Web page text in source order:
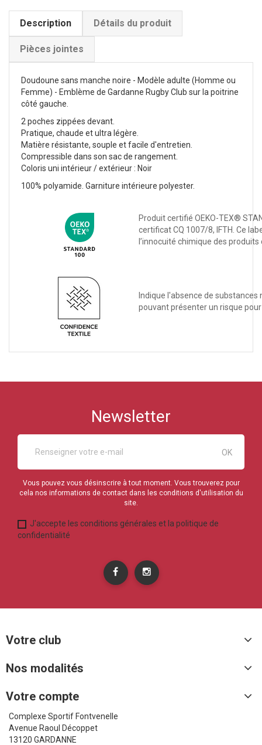
Description Détails du produit
Pièces jointes
Doudoune sans manche noire - Modèle adulte (Homme ou
Femme) - Emblème de Gardanne Rugby Club sur la poitrine
côté gauche.
2 poches zippées devant.
Pratique, chaude et ultra légère.
Matière résistante, souple et facile d'entretien.
Compressible dans son sac de rangement.
Coloris uni intérieur / extérieur : Noir
100% polyamide. Garniture intérieure polyester.
Produit certifié OEKO-TEX®
certificat CQ 1007/8, IFTH. Ce
l’innocuité chimique des
Indique l'absence de substances
pouvant présenter un risque
Newsletter
Vous pouvez vous désinscrire à tout moment. Vous trouverez pour
cela nos informations de contact dans les conditions d'utilisation du
site.
J'accepte les conditions générales et la politique de
confidentialité
Votre club
Nos modalités
Votre compte
Complexe Sportif Fontvenelle
Avenue Raoul Décoppet
13120 GARDANNE